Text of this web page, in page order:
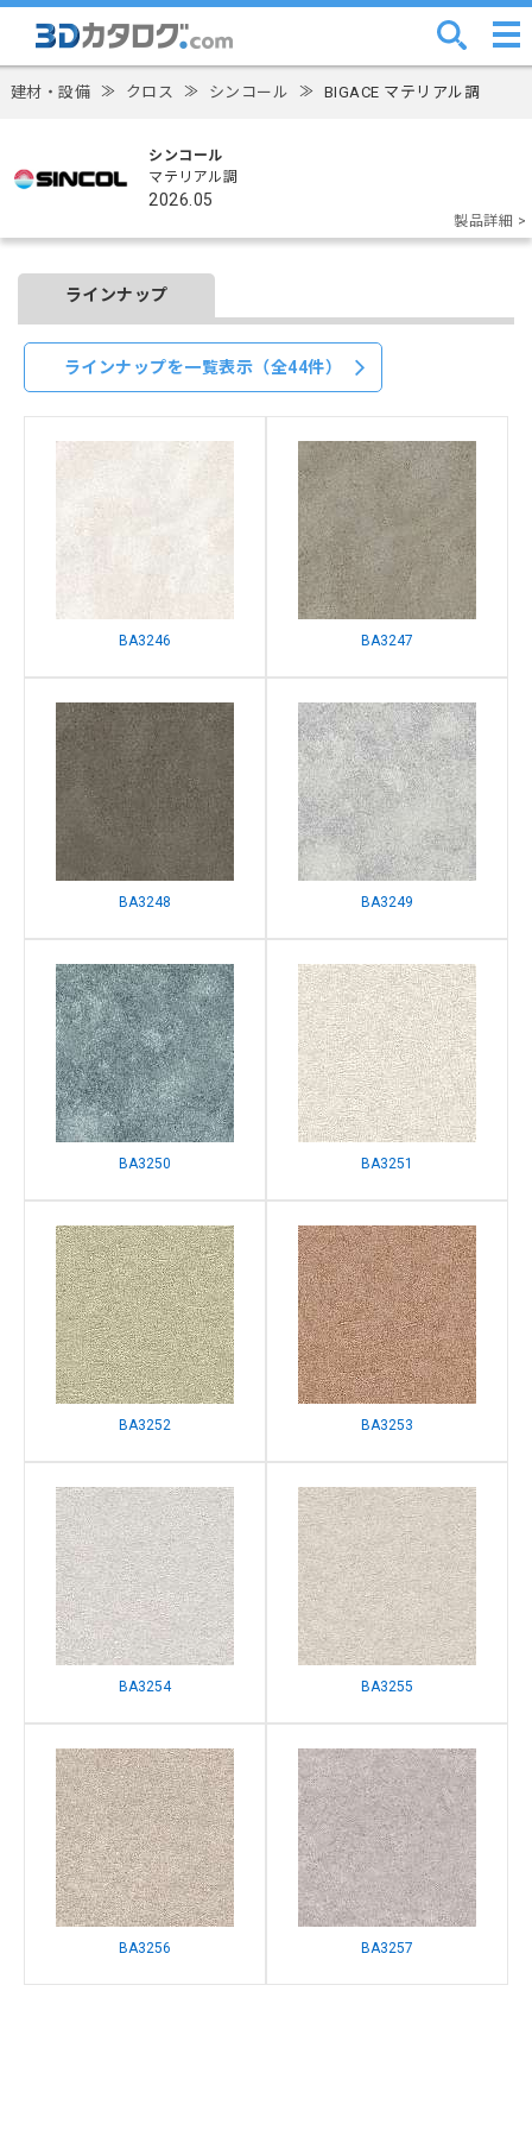
建材・設備 ≫ クロス ≫ シンコール ≫ BIGACE マテリアル調
シンコール
マテリアル調
2026.05
製品詳細 >
ラインナップ
ラインナップを一覧表示（全44件）
BA3246 BA3247
BA3248 BA3249
BA3250 BA3251
BA3252 BA3253
BA3254 BA3255
BA3256 BA3257